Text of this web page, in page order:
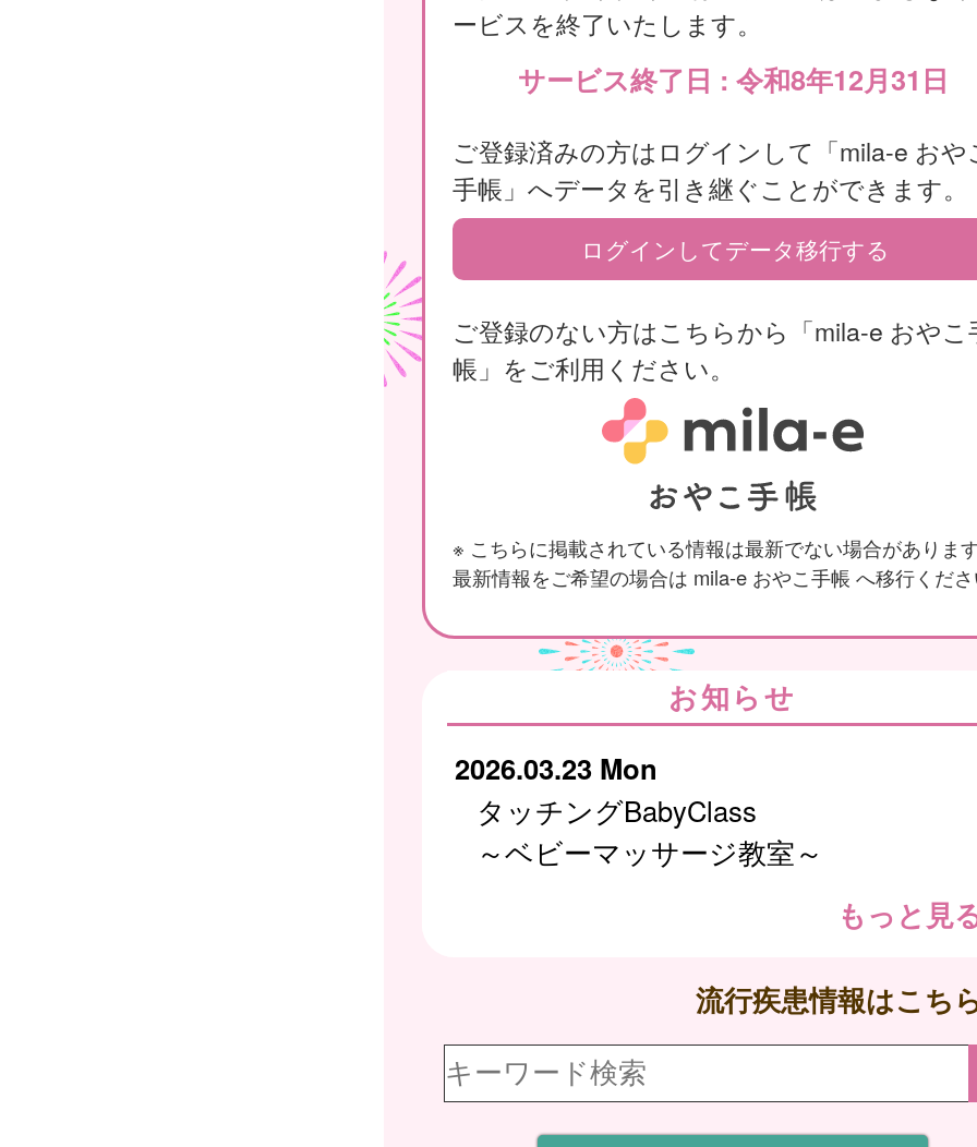
ービスを終了いたします。
サービス終了日 : 令和8年12月31日
ご登録済みの方はログインして「mila-e おや
手帳」へデータを引き継ぐことができます。
ログインしてデータ移行する
ご登録のない方はこちらから「mila-e おやこ
帳」をご利用ください。
※ こちらに掲載されている情報は最新でない場合がありま
最新情報をご希望の場合は mila-e おやこ手帳 へ移行くだ
お知らせ
2026.03.23 Mon
タッチングBabyClass
～ベビーマッサージ教室～
もっと見
流行疾患情報はこち